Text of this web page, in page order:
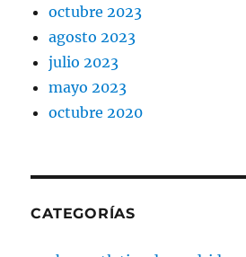
octubre 2023
agosto 2023
julio 2023
mayo 2023
octubre 2020
CATEGORÍAS